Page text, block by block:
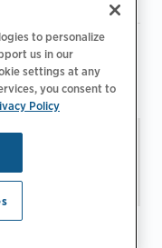
|
Informationen |
vorbehalten.
to personalize
us in our
settings at any
you consent to
Policy